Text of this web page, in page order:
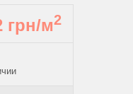
грн/м2